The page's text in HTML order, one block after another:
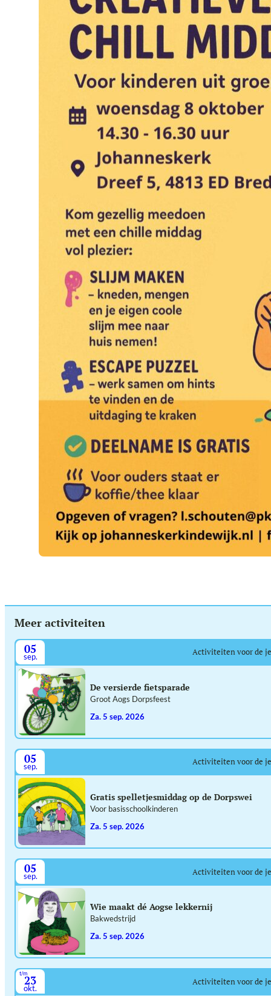
Meer activiteiten
05
sep. Activiteiten voor de
De versierde fietsparade
Groot Aogs Dorpsfeest
za. 5 sep. 2026
05
sep. Activiteiten voor de
Gratis spelletjesmiddag op de Dorpswei
Voor basisschoolkinderen
za. 5 sep. 2026
05
sep. Activiteiten voor de
Wie maakt dé Aogse lekkernij
Bakwedstrijd
za. 5 sep. 2026
t/m
23
okt.
Activiteiten voor de